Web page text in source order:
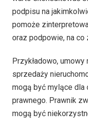
podpisu na
pomoże
oraz podpowie, na
Przykładowo,
sprzedaży
mogą być mylące
prawnego. Prawnik
mogą być